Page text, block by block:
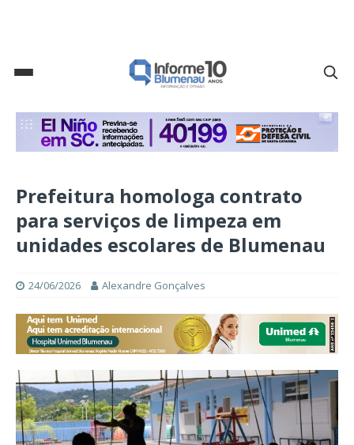
Prefeitura homologa contrato
para serviços de limpeza em
unidades escolares de Blumenau
24/06/2026 Alexandre Gonçalves